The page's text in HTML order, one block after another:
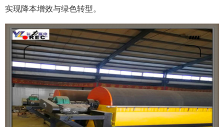
实现降本增效与绿色转型。